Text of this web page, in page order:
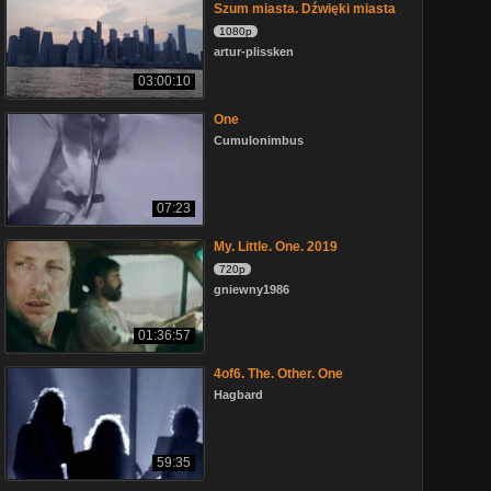
03:00:10
Szum miasta. Dźwięki miasta
1080p
artur-plissken
07:23
One
Cumulonimbus
01:36:57
My. Little. One. 2019
720p
gniewny1986
59:35
4of6. The. Other. One
Hagbard